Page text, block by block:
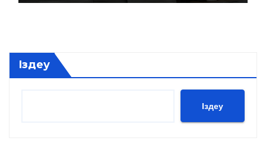
Іздеу
Іздеу